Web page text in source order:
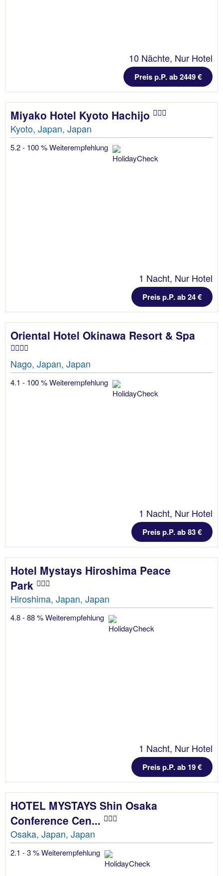
10 Nächte, Nur Hotel
Preis p.P. ab 2449 €
Miyako Hotel Kyoto Hachijo
Kyoto, Japan, Japan
5.2 - 100 % Weiterempfehlung
1 Nacht, Nur Hotel
Preis p.P. ab 24 €
Oriental Hotel Okinawa Resort & Spa
Nago, Japan, Japan
4.1 - 100 % Weiterempfehlung
1 Nacht, Nur Hotel
Preis p.P. ab 83 €
Hotel Mystays Hiroshima Peace
Park
Hiroshima, Japan, Japan
4.8 - 88 % Weiterempfehlung
1 Nacht, Nur Hotel
Preis p.P. ab 19 €
HOTEL MYSTAYS Shin Osaka
Conference Cen...
Osaka, Japan, Japan
2.1 - 3 % Weiterempfehlung